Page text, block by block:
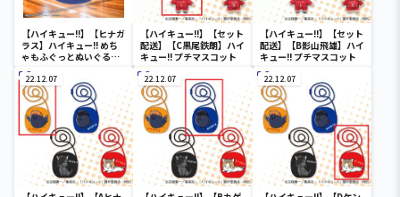
【ハイキュー!!】【ヒナガ
ラス】ハイキュー!! めち
ゃもふぐっとぬいぐるみ
～ヒナガラス～
【ハイキュー!!】【セット
配送】【C黒尾鉄朗】ハイ
キュー!! プチマスコット
【ハイキュー!!】【セット
配送】【B影山飛雄】ハイ
キュー!! プチマスコット
22.12.07 22.12.07 22.12.07